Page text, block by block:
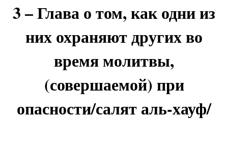
3 – Глава о том, как одни из
них охраняют других во
время молитвы,
(совершаемой) при
опасности/салят аль-хауф/